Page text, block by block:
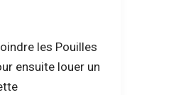
les Pouilles
ensuite louer un